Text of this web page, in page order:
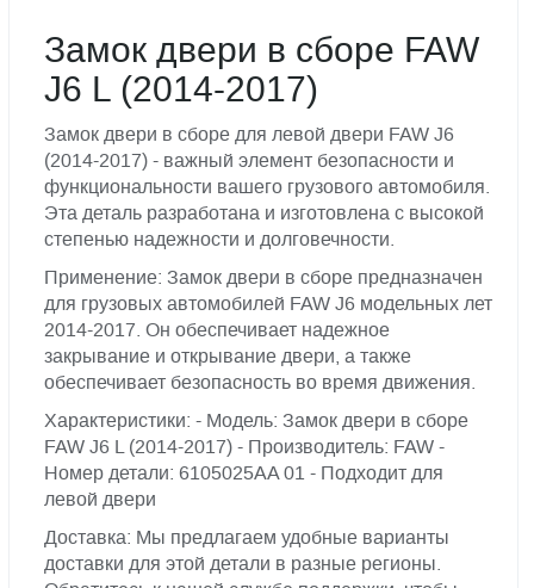
Замок двери в сборе FAW
J6 L (2014-2017)
Замок двери в сборе для левой двери FAW J6
(2014-2017) - важный элемент безопасности и
функциональности вашего грузового автомобиля.
Эта деталь разработана и изготовлена с высокой
степенью надежности и долговечности.
Применение: Замок двери в сборе предназначен
для грузовых автомобилей FAW J6 модельных лет
2014-2017. Он обеспечивает надежное
закрывание и открывание двери, а также
обеспечивает безопасность во время движения.
Характеристики: - Модель: Замок двери в сборе
FAW J6 L (2014-2017) - Производитель: FAW -
Номер детали: 6105025AA 01 - Подходит для
левой двери
Доставка: Мы предлагаем удобные варианты
доставки для этой детали в разные регионы.